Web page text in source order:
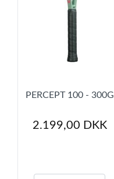
PERCEPT 100 - 300G
2.199,00 DKK